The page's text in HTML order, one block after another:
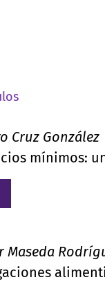
Cruz González
mínimos:
Maseda